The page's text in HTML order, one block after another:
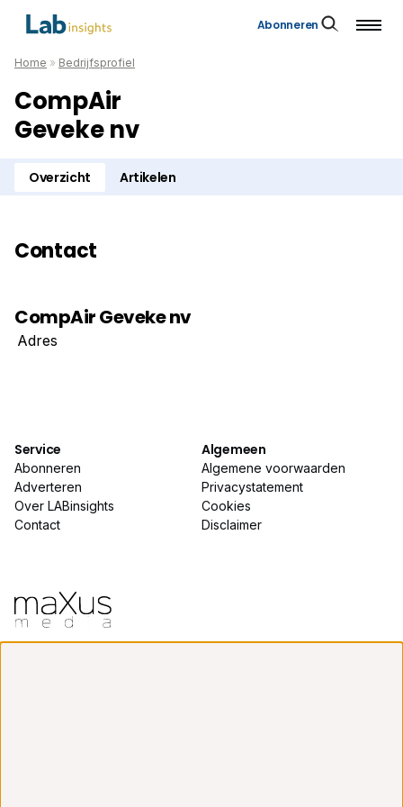
Abonneren
Home » Bedrijfsprofiel
CompAir
Geveke nv
Overzicht Artikelen
Contact
CompAir Geveke nv
Adres
Service
Abonneren
Adverteren
Over LABinsights
Contact
Algemeen
Algemene voorwaarden
Privacystatement
Cookies
Disclaimer